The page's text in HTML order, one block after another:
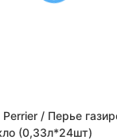
/ Перье
(0,33л*24шт)